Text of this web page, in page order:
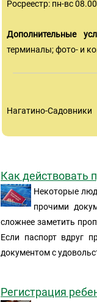
Росреестр: пн-вс
Дополнительные
терминалы; фото- и
Нагатино-Садовники
Как действовать
Некоторые
прочими
сложнее заметить
Если паспорт вдруг
документом с
Регистрация